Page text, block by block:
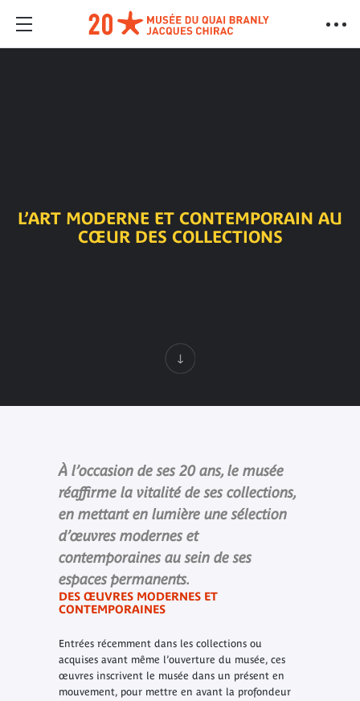
L’ART MODERNE ET CONTEMPORAIN AU
CŒUR DES COLLECTIONS
À l’occasion de ses 20 ans, le musée
réaffirme la vitalité de ses collections,
en mettant en lumière une sélection
d’œuvres modernes et
contemporaines au sein de ses
espaces permanents.
DES ŒUVRES MODERNES ET
CONTEMPORAINES
Entrées récemment dans les collections ou
acquises avant même l’ouverture du musée, ces
œuvres inscrivent le musée dans un présent en
mouvement, pour mettre en avant la profondeur